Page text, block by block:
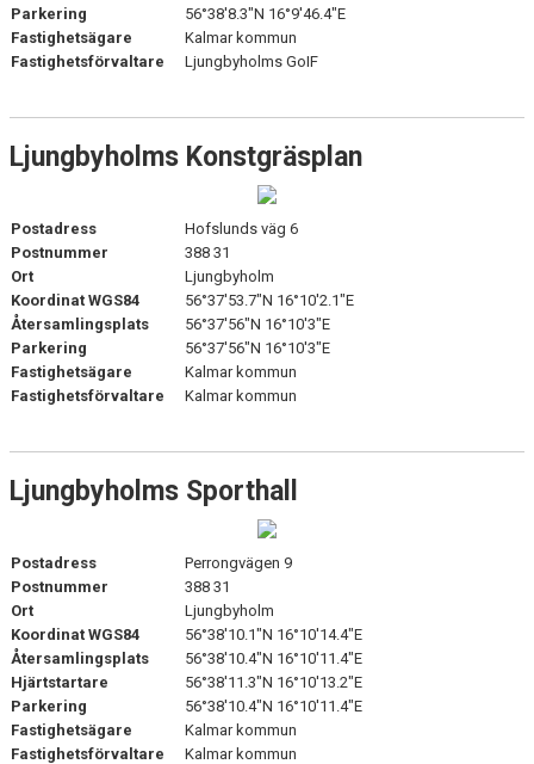
Parkering
56°38'8.3"N 16°9'46.4"E
Fastighetsägare
Kalmar kommun
Fastighetsförvaltare
Ljungbyholms GoIF
Ljungbyholms Konstgräsplan
Postadress
Hofslunds väg 6
Postnummer
388 31
Ort
Ljungbyholm
Koordinat WGS84
56°37'53.7"N 16°10'2.1"E
Återsamlingsplats
56°37'56"N 16°10'3"E
Parkering
56°37'56"N 16°10'3"E
Fastighetsägare
Kalmar kommun
Fastighetsförvaltare
Kalmar kommun
Ljungbyholms Sporthall
Postadress
Perrongvägen 9
Postnummer
388 31
Ort
Ljungbyholm
Koordinat WGS84
56°38'10.1"N 16°10'14.4"E
Återsamlingsplats
56°38'10.4"N 16°10'11.4"E
Hjärtstartare
56°38'11.3"N 16°10'13.2"E
Parkering
56°38'10.4"N 16°10'11.4"E
Fastighetsägare
Kalmar kommun
Fastighetsförvaltare
Kalmar kommun